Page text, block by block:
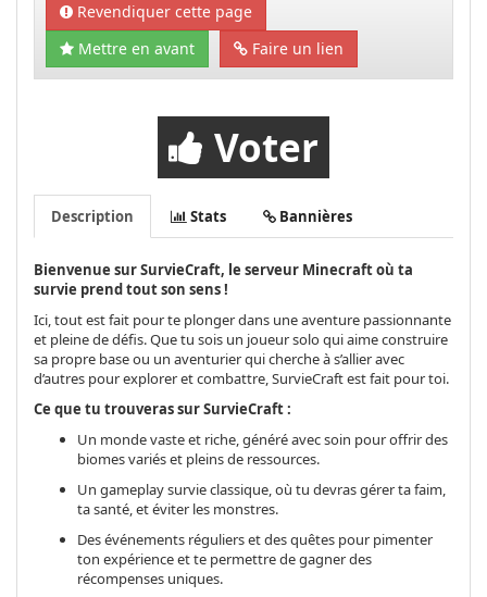
Revendiquer cette page
Mettre en avant
Faire un lien
Voter
Description Stats Bannières
Bienvenue sur SurvieCraft, le serveur Minecraft où ta
survie prend tout son sens !
Ici, tout est fait pour te plonger dans une aventure passionnante
et pleine de défis. Que tu sois un joueur solo qui aime construire
sa propre base ou un aventurier qui cherche à s’allier avec
d’autres pour explorer et combattre, SurvieCraft est fait pour toi.
Ce que tu trouveras sur SurvieCraft :
Un monde vaste et riche, généré avec soin pour offrir des
biomes variés et pleins de ressources.
Un gameplay survie classique, où tu devras gérer ta faim,
ta santé, et éviter les monstres.
Des événements réguliers et des quêtes pour pimenter
ton expérience et te permettre de gagner des
récompenses uniques.